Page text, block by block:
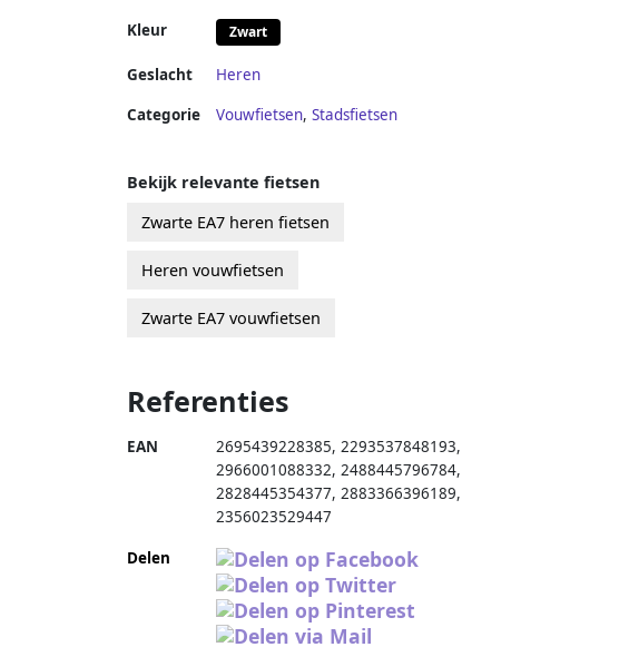
Kleur Zwart
Geslacht
Heren
Categorie
Vouwfietsen, Stadsfietsen
Bekijk relevante fietsen
Zwarte EA7 heren fietsen
Heren vouwfietsen
Zwarte EA7 vouwfietsen
Referenties
EAN 2695439228385, 2293537848193,
2966001088332, 2488445796784,
2828445354377, 2883366396189,
2356023529447
Delen